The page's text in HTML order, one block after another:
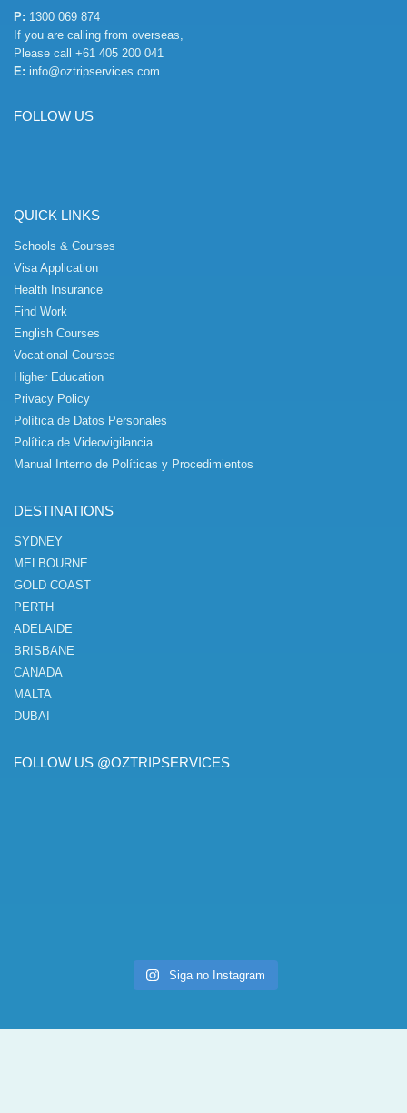
P: 1300 069 874
If you are calling from overseas,
Please call +61 405 200 041
E: info@oztripservices.com
FOLLOW US
QUICK LINKS
Schools & Courses
Visa Application
Health Insurance
Find Work
English Courses
Vocational Courses
Higher Education
Privacy Policy
Política de Datos Personales
Política de Videovigilancia
Manual Interno de Políticas y Procedimientos
DESTINATIONS
SYDNEY
MELBOURNE
GOLD COAST
PERTH
ADELAIDE
BRISBANE
CANADA
MALTA
DUBAI
FOLLOW US @OZTRIPSERVICES
Siga no Instagram